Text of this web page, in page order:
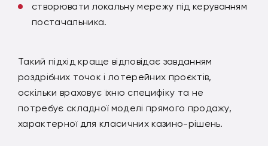
створювати локальну мережу під керуванням
постачальника.
Такий підхід краще відповідає завданням
роздрібних точок і лотерейних проєктів,
оскільки враховує їхню специфіку та не
потребує складної моделі прямого продажу,
характерної для класичних казино-рішень.